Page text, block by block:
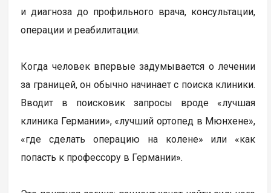
и диагноза до профильного врача, консультации,
операции и реабилитации.
Когда человек впервые задумывается о лечении
за границей, он обычно начинает с поиска клиники.
Вводит в поисковик запросы вроде «лучшая
клиника Германии», «лучший ортопед в Мюнхене»,
«где сделать операцию на колене» или «как
попасть к профессору в Германии».